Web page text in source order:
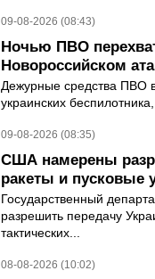
09-08-2026 (08:43)
Ночью ПВО
Новороссийском
Дежурные средства ПВО
украинских
09-08-2026 (08:35)
США намерены
ракеты и пусковые
Государственный
разрешить передачу
тактических...
08-08-2026 (10:02)